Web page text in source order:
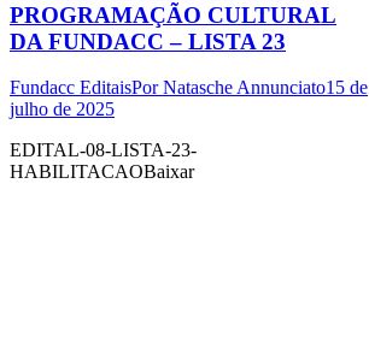
PROGRAMAÇÃO CULTURAL
DA FUNDACC – LISTA 23
Fundacc EditaisPorNatasche Annunciato15 de
julho de 2025
EDITAL-08-LISTA-23-
HABILITACAOBaixar